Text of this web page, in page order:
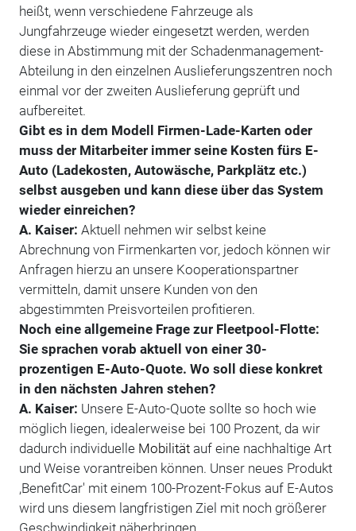
heißt, wenn verschiedene Fahrzeuge als
Jungfahrzeuge wieder eingesetzt werden, werden
diese in Abstimmung mit der Schadenmanagement-
Abteilung in den einzelnen Auslieferungszentren noch
einmal vor der zweiten Auslieferung geprüft und
aufbereitet.
Gibt es in dem Modell Firmen-Lade-Karten oder
muss der Mitarbeiter immer seine Kosten fürs E-
Auto (Ladekosten, Autowäsche, Parkplätz etc.)
selbst ausgeben und kann diese über das System
wieder einreichen?
A. Kaiser: Aktuell nehmen wir selbst keine
Abrechnung von Firmenkarten vor, jedoch können wir
Anfragen hierzu an unsere Kooperationspartner
vermitteln, damit unsere Kunden von den
abgestimmten Preisvorteilen profitieren.
Noch eine allgemeine Frage zur Fleetpool-Flotte:
Sie sprachen vorab aktuell von einer 30-
prozentigen E-Auto-Quote. Wo soll diese konkret
in den nächsten Jahren stehen?
A. Kaiser: Unsere E-Auto-Quote sollte so hoch wie
möglich liegen, idealerweise bei 100 Prozent, da wir
dadurch individuelle Mobilitätauf eine nachhaltige Art
und Weise vorantreiben können. Unser neues Produkt
,BenefitCar' mit einem 100-Prozent-Fokus auf E-Autos
wird uns diesem langfristigen Ziel mit noch größerer
Geschwindigkeit näherbringen.